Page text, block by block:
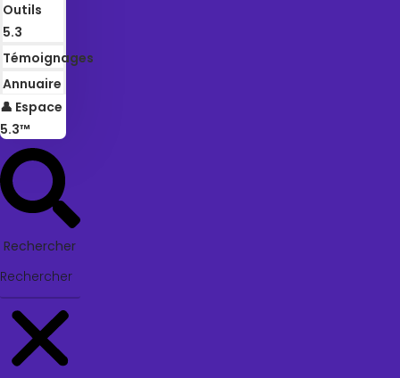
Outils
5.3
Témoignages
Annuaire
👤 Espace
5.3™
Rechercher